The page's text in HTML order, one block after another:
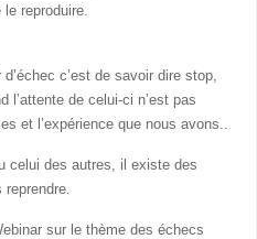
reproduire.
c’est de savoir dire stop,
l’attente de celui-ci n’est pas
et l’expérience que nous avons..
celui des autres, il existe des
sur le thème des échecs